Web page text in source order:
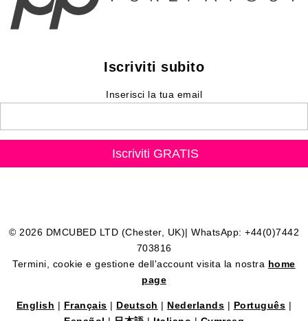
Iscriviti subito
Inserisci la tua email
© 2026 DMCUBED LTD (Chester, UK)| WhatsApp: +44(0)7442
703816
Termini, cookie e gestione dell'account visita la nostra home
page
English | Français | Deutsch | Nederlands | Português |